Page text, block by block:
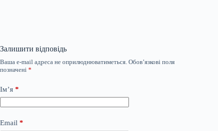
Залишити відповідь
Ваша e-mail адреса не оприлюднюватиметься. Обов’язкові поля
позначені *
Ім’я *
Email *